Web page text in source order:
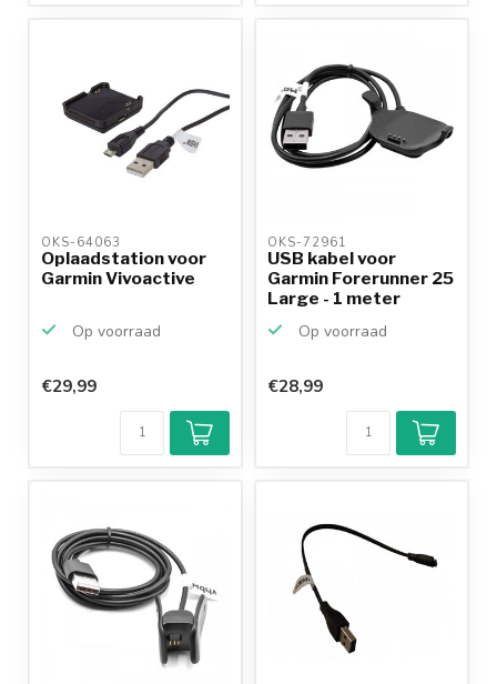
OKS-64063
Oplaadstation voor
Garmin Vivoactive
Op voorraad
€29,99
OKS-72961
USB kabel voor
Garmin Forerunner 25
Large - 1 meter
Op voorraad
€28,99